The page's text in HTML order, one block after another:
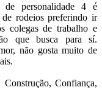
de personalidade 4 é
rodeios preferindo ir
colegas de trabalho e
que busca para sí.
não gosta muito de
Confiança,